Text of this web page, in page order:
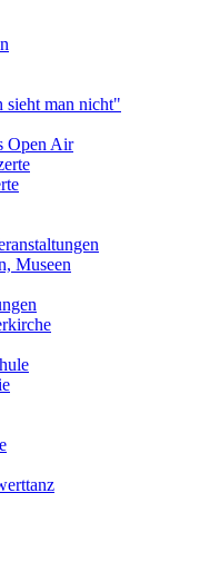
man nicht"
Open Air
Museen